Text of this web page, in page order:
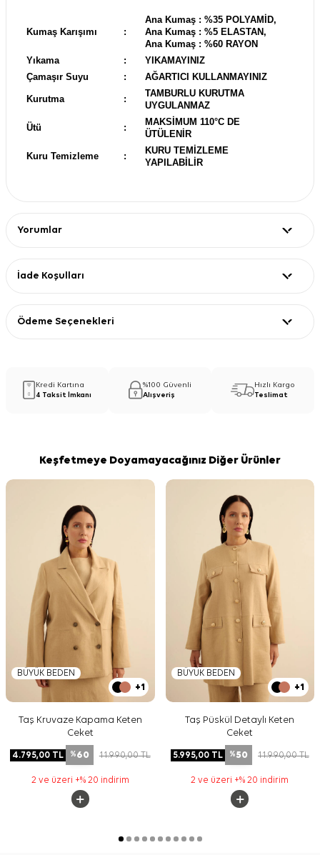
Kumaş Karışımı :
Ana Kumaş : %35 POLYAMİD,
Ana Kumaş : %5 ELASTAN,
Ana Kumaş : %60 RAYON
Yıkama
:
YIKAMAYINIZ
Çamaşır Suyu
: AĞARTICI KULLANMAYINIZ
Kurutma :
TAMBURLU KURUTMA
UYGULANMAZ
Ütü :
MAKSİMUM 110°C DE
ÜTÜLENİR
Kuru Temizleme :
KURU TEMİZLEME
YAPILABİLİR
Yorumlar
İade Koşulları
Ödeme Seçenekleri
Kredi Kartına
4 Taksit İmkanı
%100 Güvenli
Alışveriş
Hızlı Kargo
Teslimat
Keşfetmeye Doyamayacağınız Diğer Ürünler
BÜYÜK BEDEN
+1
Taş Kruvaze Kapama Keten
Ceket
4.795,00TL %60 11.990,00TL
2 ve üzeri +% 20 indirim
BÜYÜK BEDEN
+1
Taş Püskül Detaylı Keten
Ceket
5.995,00TL %50 11.990,00TL
2 ve üzeri +% 20 indirim